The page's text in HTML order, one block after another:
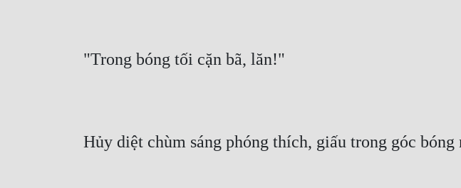
"Trong bóng tối cặn bã, lăn!"
Hủy diệt chùm sáng phóng thích, giấu trong góc